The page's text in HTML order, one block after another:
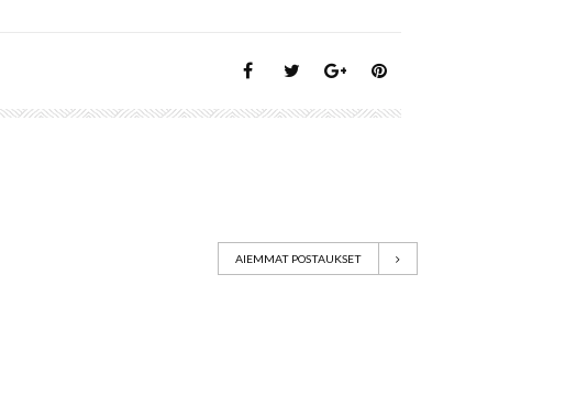
AIEMMAT POSTAUKSET